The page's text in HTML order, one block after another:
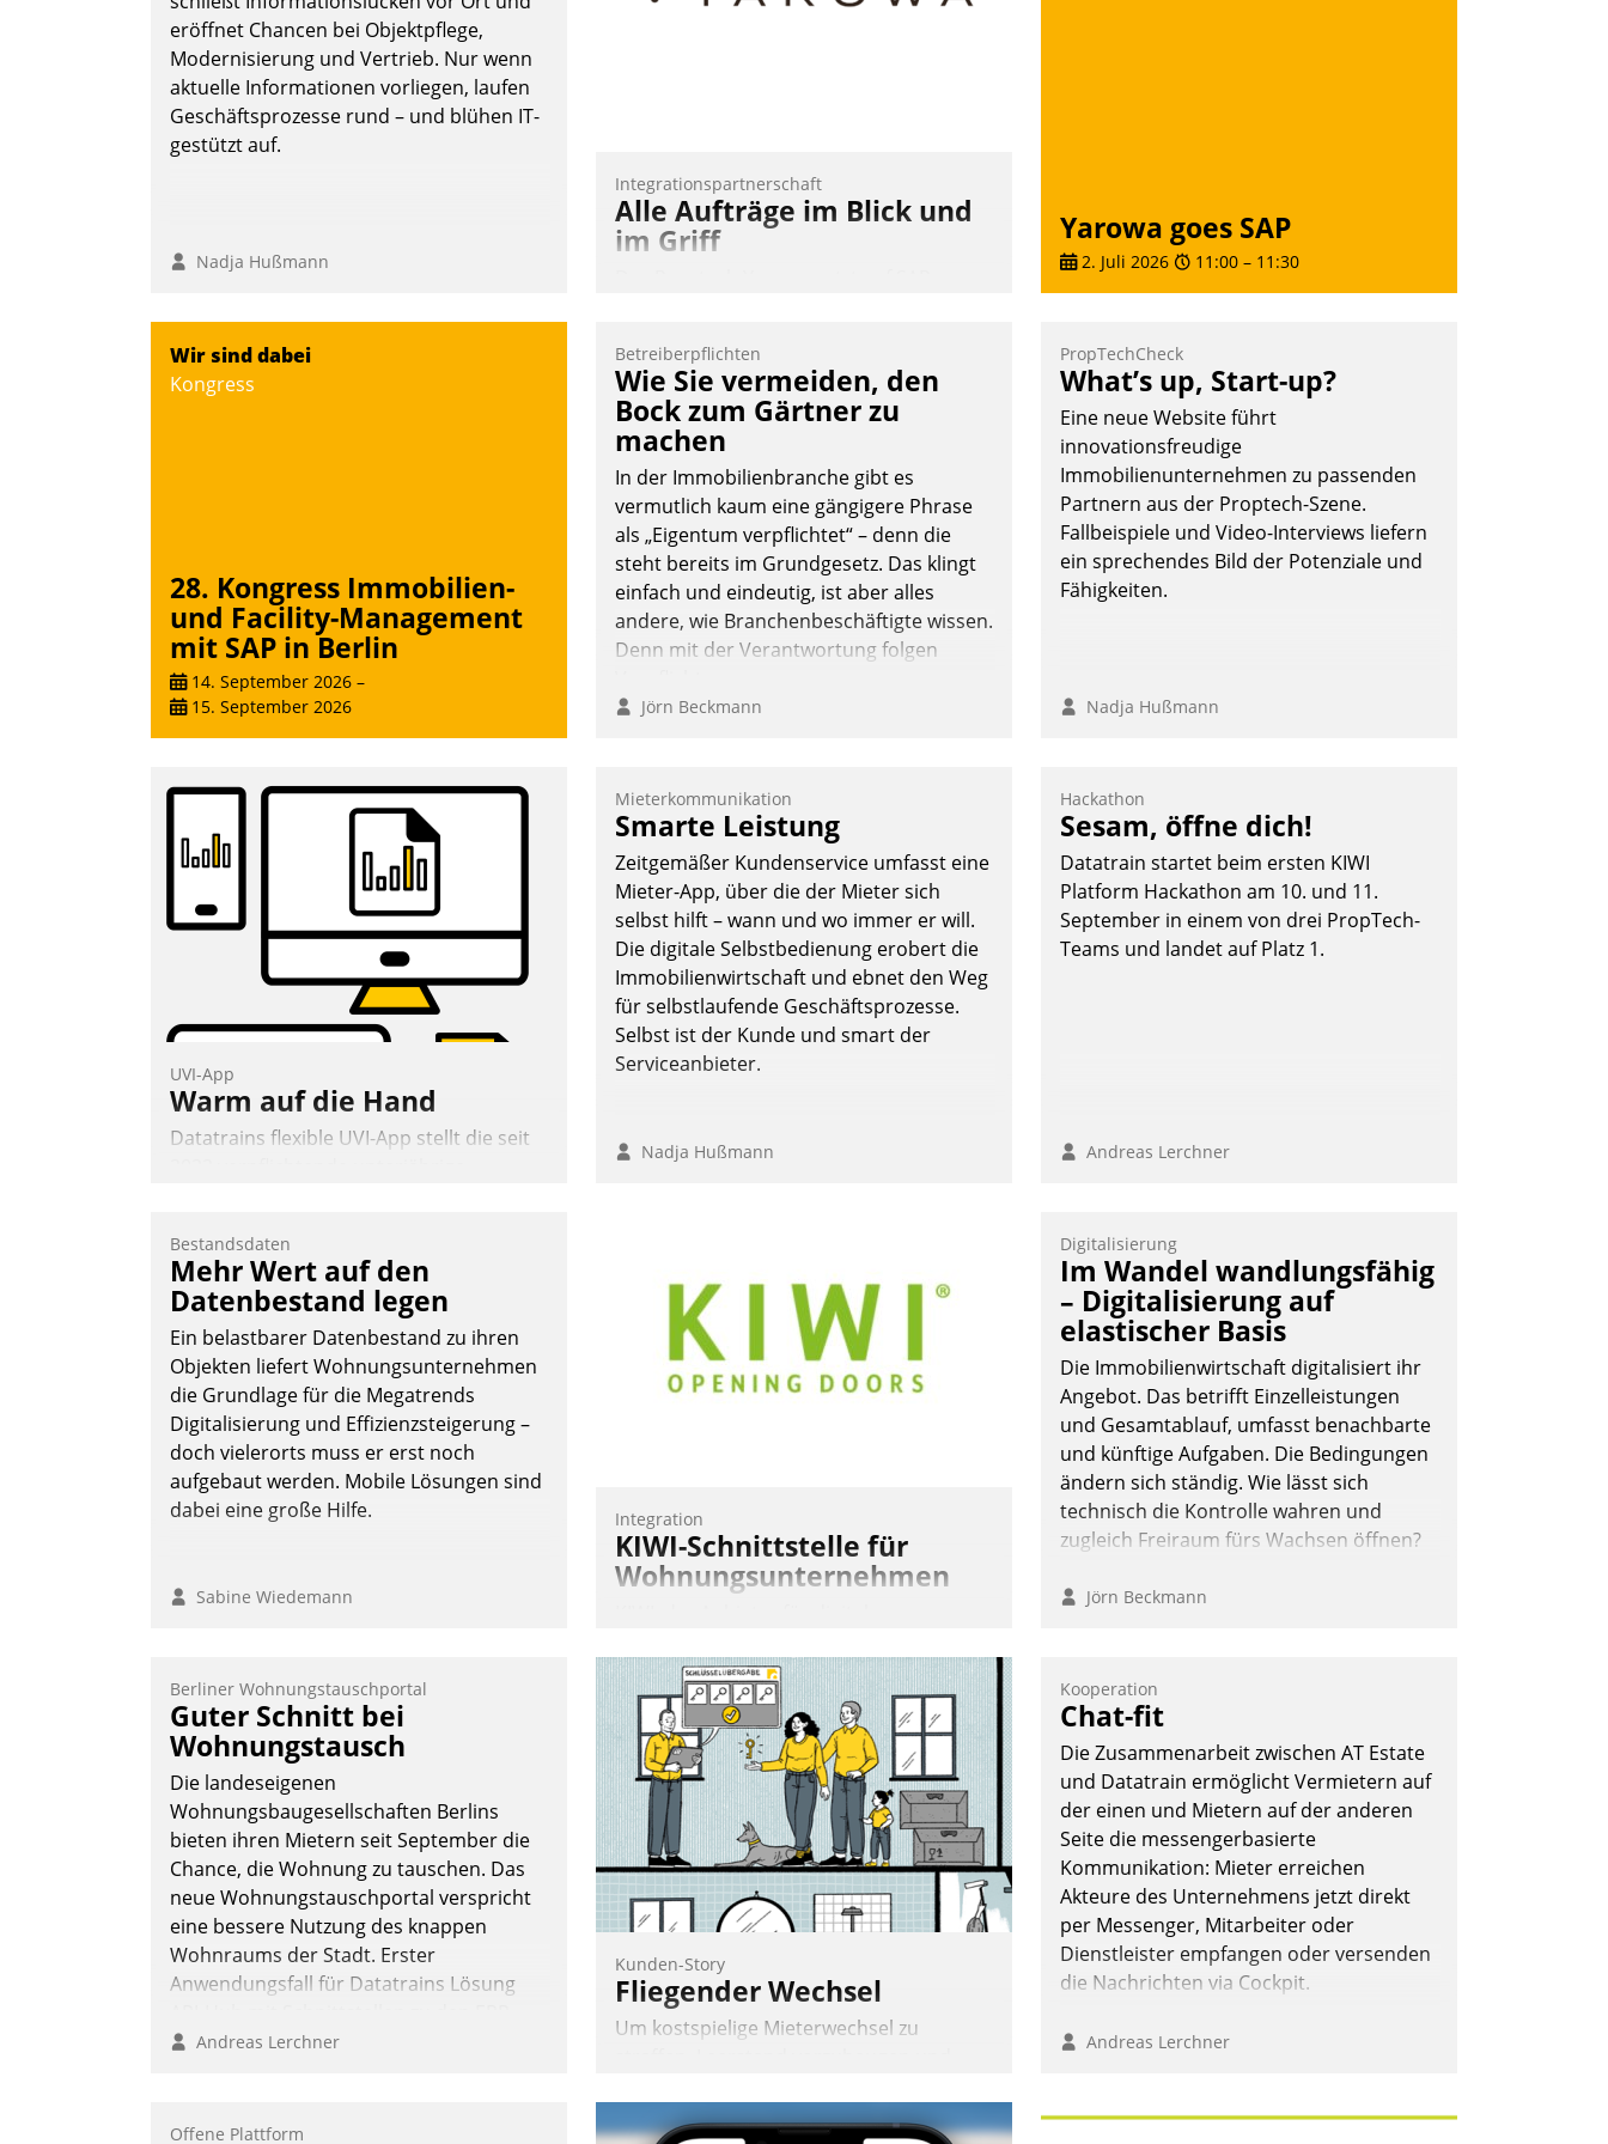
Nadja Hußmann
eröffnet Chancen bei Objektpflege,
Modernisierung und Vertrieb. Nur wenn
aktuelle Informationen vorliegen, laufen
Geschäftsprozesse rund – und blühen IT-
gestützt auf.
Nadja Hußmann
Integrationspartnerschaft
Alle Aufträge im Blick und
im Griff
und Verwaltung von Aufträgen der
operativen Instandhaltung in die SAP-
Systemlandschaft deutscher
Wohnungsunternehmen – und
beschleunigt damit den Weg vom
Mieteranliegen zum Dienstleisterauftrag.
Nadja Hußmann
Yarowa goes SAP
2. Juli 2026 11:00 – 11:30
Wir sind dabei
Kongress
28. Kongress Immobilien-
und Facility-Management
mit SAP in Berlin
14. September 2026 –
15. September 2026
Betreiberpflichten
Wie Sie vermeiden, den
Bock zum Gärtner zu
machen
In der Immobilienbranche gibt es
vermutlich kaum eine gängigere Phrase
als „Eigentum verpflichtet“ – denn die
steht bereits im Grundgesetz. Das klingt
einfach und eindeutig, ist aber alles
andere, wie Branchenbeschäftigte wissen.
Denn mit der Verantwortung folgen
Jörn Beckmann
PropTechCheck
What’s up, Start-up?
Eine neue Website führt
innovationsfreudige
Immobilienunternehmen zu passenden
Partnern aus der Proptech-Szene.
Fallbeispiele und Video-Interviews liefern
ein sprechendes Bild der Potenziale und
Fähigkeiten.
Nadja Hußmann
UVI-App
Warm auf die Hand
Datatrains flexible UVI-App stellt die seit
Die monatlichen Mitteilungen zum
Heizungs- und Wasserverbrauch gehen
automatisiert, vollständig und auf
Wunsch über mehrere zuvor festgelegte
Kommunikationswege bei den
Empfängern ein.
Nadja Hußmann
Mieterkommunikation
Smarte Leistung
Zeitgemäßer Kundenservice umfasst eine
Mieter-App, über die der Mieter sich
selbst hilft – wann und wo immer er will.
Die digitale Selbstbedienung erobert die
Immobilienwirtschaft und ebnet den Weg
für selbstlaufende Geschäftsprozesse.
Selbst ist der Kunde und smart der
Serviceanbieter.
Nadja Hußmann
Hackathon
Sesam, öffne dich!
Datatrain startet beim ersten KIWI
Platform Hackathon am 10. und 11.
September in einem von drei PropTech-
Teams und landet auf Platz 1.
Andreas Lerchner
Bestandsdaten
Mehr Wert auf den
Datenbestand legen
Ein belastbarer Datenbestand zu ihren
Objekten liefert Wohnungsunternehmen
die Grundlage für die Megatrends
Digitalisierung und Effizienzsteigerung –
doch vielerorts muss er erst noch
aufgebaut werden. Mobile Lösungen sind
dabei eine große Hilfe.
Sabine Wiedemann
Integration
KIWI-Schnittstelle für
Wohnungsunternehmen
Beratungs- und
Softwareentwicklungshaus Datatrain.
Andreas Lerchner
Digitalisierung
Im Wandel wandlungsfähig
– Digitalisierung auf
elastischer Basis
Die Immobilienwirtschaft digitalisiert ihr
Angebot. Das betrifft Einzelleistungen
und Gesamtablauf, umfasst benachbarte
und künftige Aufgaben. Die Bedingungen
ändern sich ständig. Wie lässt sich
technisch die Kontrolle wahren und
zugleich Freiraum fürs Wachsen öffnen?
Jörn Beckmann
Berliner Wohnungstauschportal
Guter Schnitt bei
Wohnungstausch
Die landeseigenen
Wohnungsbaugesellschaften Berlins
bieten ihren Mietern seit September die
Chance, die Wohnung zu tauschen. Das
neue Wohnungstauschportal verspricht
eine bessere Nutzung des knappen
Wohnraums der Stadt. Erster
Anwendungsfall für Datatrains Lösung
Systemen der Unternehmen.
Andreas Lerchner
Kunden-Story
Fliegender Wechsel
Um kostspielige Mieterwechsel zu
vernetzen, nutzt die Berliner Gewobag
Kooperation
Chat-fit
Die Zusammenarbeit zwischen AT Estate
und Datatrain ermöglicht Vermietern auf
der einen und Mietern auf der anderen
Seite die messengerbasierte
Kommunikation: Mieter erreichen
Akteure des Unternehmens jetzt direkt
per Messenger, Mitarbeiter oder
Dienstleister empfangen oder versenden
die Nachrichten via Cockpit.
Andreas Lerchner
Offene Plattform